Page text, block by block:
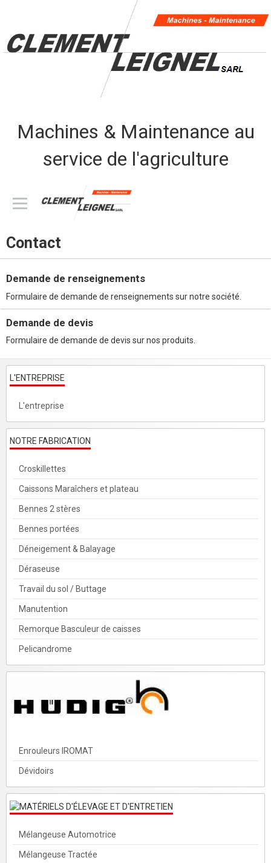
Machines & Maintenance au
service de l'agriculture
Contact
Demande de renseignements
Formulaire de demande de renseignements sur notre société.
Demande de devis
Formulaire de demande de devis sur nos produits.
L'ENTREPRISE
L'entreprise
NOTRE FABRICATION
Croskillettes
Caissons Maraîchers et plateau
Bennes 2 stères
Bennes portées
Déneigement & Balayage
Déraseuse
Travail du sol / Buttage
Manutention
Remorque Basculeur de caisses
Pelicandrome
Enrouleurs IROMAT
Dévidoirs
Mélangeuse Automotrice
Mélangeuse Tractée